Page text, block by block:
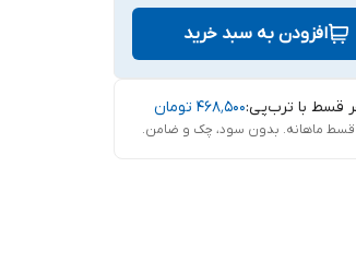
افزودن به سبد خرید
قسط با ترب‌پی:۴۶۸٬۵۰۰ تومان